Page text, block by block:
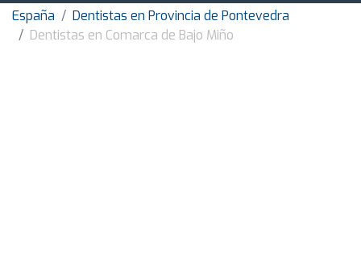
España
Dentistas en Provincia de Pontevedra
Dentistas en Comarca de Bajo Miño